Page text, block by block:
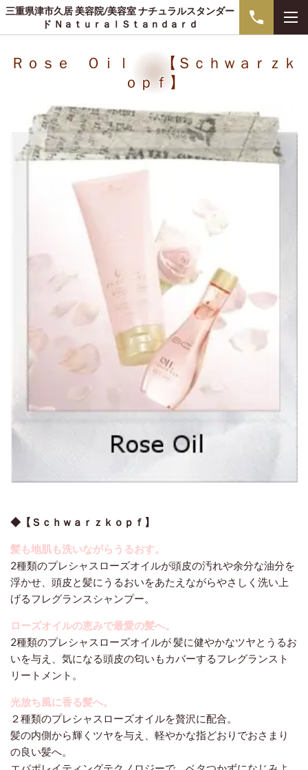
三重県津市久居 美容院/美容室 ナチュラルスタンダー
ド ＮａｔｕｒａｌＳｔａｎｄａｒｄ
Ｒｏｓｅ Ｏｉｌ 【Ｓｃｈｗａｒｚｋ
ｏｐｆ】
◆【Ｓｃｈｗａｒｚｋｏｐｆ】
髪も地肌も洗いながらうるおす。
2種類のプレシャスローズオイルが頭皮の汚れや余分な油分を
浮かせ、頭皮と髪にうるおいをあたえながらやさしく洗い上
げるフレグランスシャンプー。
ローズオイルの恵みで最愛の髪へ。
2種類のプレシャスローズオイルが 髪に健やかなツヤとうるお
いを与え、気になる頭皮の匂いもカバーするフレグランスト
リートメント。
光放ち風に香る髪へ。
２種類のプレシャスローズオイルを贅沢に配合。
髪の内側から輝くツヤを与え、軽やかな指どおりでおさまり
の良い髪へ。